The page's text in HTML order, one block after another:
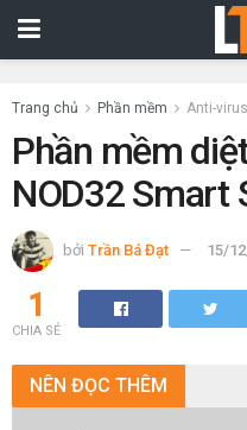
Trang chủ Phần mềm Anti-virus
Phần mềm
NOD32 Smart
bởi Trần Bá Đạt 15/
1
CHIA SẺ
NÊN ĐỌC THÊM